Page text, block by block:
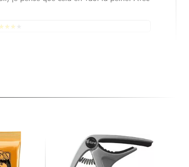
★★
★★
de la stratocaster: pintura nitro,